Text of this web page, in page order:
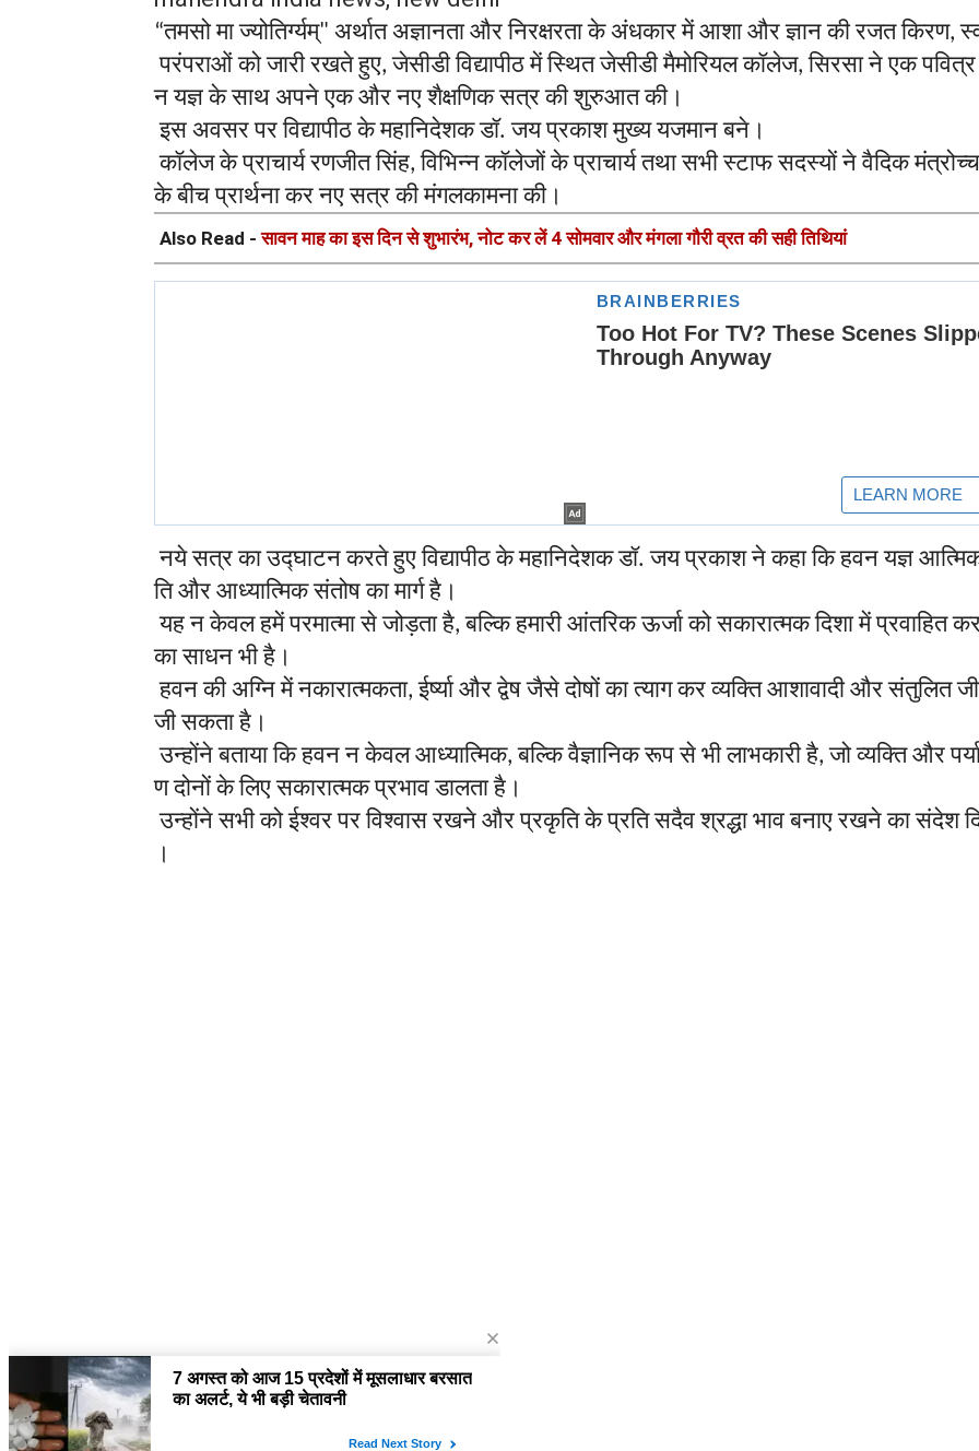
“तमसोमाज्योतिर्ग्यम्" अर्थातअज्ञानताऔरनिरक्षरताकेअंधकारमेंआशाऔरज्ञानकीरजतकिरण,
परंपराओंकोजारीरखतेहुए,जेसीडीविद्यापीठमेंस्थितजेसीडीमैमोरियलकॉलेज,सिरसानेएकपवित्र
नयज्ञकेसाथअपनेएकऔरनएशैक्षणिकसत्रकीशुरुआतकी।
इसअवसरपरविद्यापीठकेमहानिदेशकडॉ.जयप्रकाशमुख्ययजमानबने।
कॉलेजकेप्राचार्यरणजीतसिंह,विभिन्नकॉलेजोंकेप्राचार्यतथासभीस्टाफसदस्योंनेवैदिक
केबीचप्रार्थनाकरनएसत्रकीमंगलकामनाकी।
Also Read -सावन माह का इस दिन से शुभारंभ, नोट कर लें 4 सोमवार और मंगला गौरी व्रत की सही तिथियां
नयेसत्रकाउद्घाटनकरतेहुएविद्यापीठकेमहानिदेशकडॉ.जयप्रकाशनेकहाकिहवनयज्ञ
तिऔरआध्यात्मिकसंतोषकामार्गहै।
यहनकेवलहमेंपरमात्मासेजोड़ताहै,बल्किहमारीआंतरिकऊर्जाकोसकारात्मकदिशामेंप्रवाहित
कासाधनभीहै।
हवनकीअग्निमेंनकारात्मकता,ईर्ष्याऔरद्वेषजैसेदोषोंकात्यागकरव्यक्तिआशावादीऔरसंतुलित
जीसकताहै।
उन्होंनेबतायाकिहवननकेवलआध्यात्मिक,बल्किवैज्ञानिकरूपसेभीलाभकारीहै,जोव्यक्तिऔर
णदोनोंकेलिएसकारात्मकप्रभावडालताहै।
उन्होंनेसभीकोईश्वरपरविश्वासरखनेऔरप्रकृतिकेप्रतिसदैवश्रद्धाभावबनाएरखनेकासंदेश
।